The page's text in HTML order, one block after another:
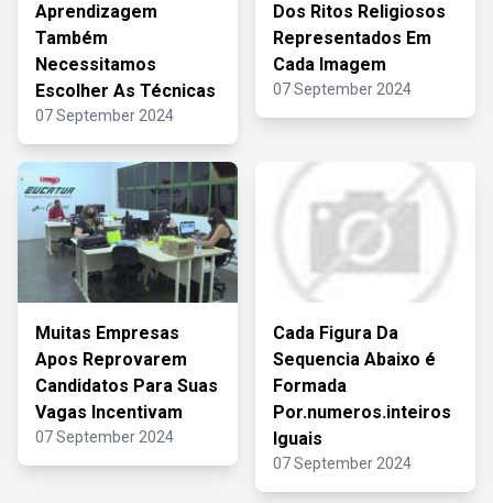
Aprendizagem
Também
Necessitamos
Escolher As Técnicas
07 September 2024
Dos Ritos Religiosos
Representados Em
Cada Imagem
07 September 2024
Muitas Empresas
Apos Reprovarem
Candidatos Para Suas
Vagas Incentivam
07 September 2024
Cada Figura Da
Sequencia Abaixo é
Formada
Por.numeros.inteiros
Iguais
07 September 2024